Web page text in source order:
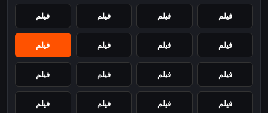
فيلم فيلم فيلم فيلم
فيلم فيلم فيلم فيلم
فيلم فيلم فيلم فيلم
فيلم فيلم فيلم فيلم